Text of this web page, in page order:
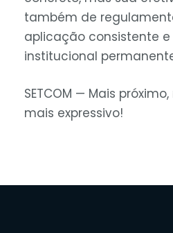
também de
aplicação consistente
institucional
SETCOM — Mais
mais expressivo!